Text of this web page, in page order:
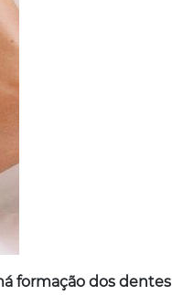
formação dos dentes